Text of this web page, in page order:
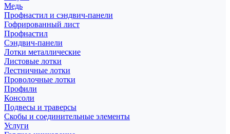
Медь
Профнастил и сэндвич-панели
Гофрированный лист
Профнастил
Сэндвич-панели
Лотки металлические
Листовые лотки
Лестничные лотки
Проволочные лотки
Профили
Консоли
Подвесы и траверсы
Скобы и соединительные элементы
Услуги